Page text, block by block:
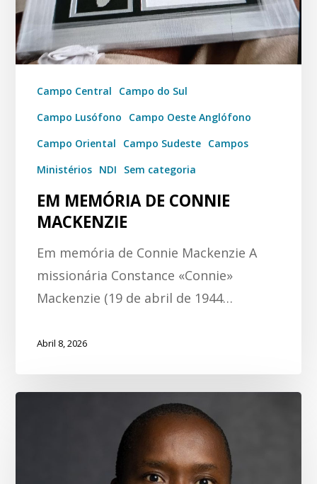
Campo Central
Campo do Sul
Campo Lusófono
Campo Oeste Anglófono
Campo Oriental
Campo Sudeste Campos
Ministérios NDI Sem categoria
EM MEMÓRIA DE CONNIE
MACKENZIE
Em memória de Connie Mackenzie A
missionária Constance «Connie»
Mackenzie (19 de abril de 1944…
Abril 8, 2026